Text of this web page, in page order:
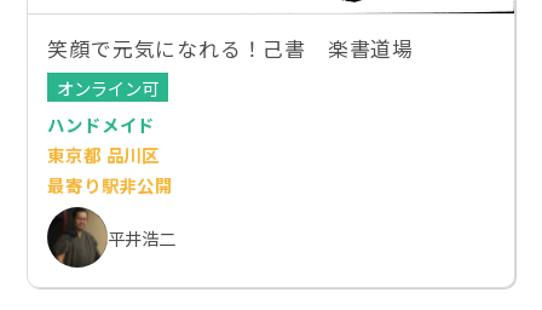
笑顔で元気になれる！己書 楽書道場
オンライン可
ハンドメイド
東京都 品川区
最寄り駅非公開
平井浩二